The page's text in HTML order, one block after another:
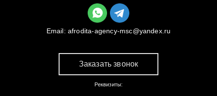
Email: afrodita-agency-msc@yandex.ru
Заказать звонок
Реквизиты: